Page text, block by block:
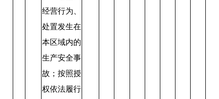
经营行为、
处置发生在
本区域内的
生产安全事
故；按照授
权依法履行